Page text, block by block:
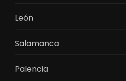
León
Salamanca
Palencia